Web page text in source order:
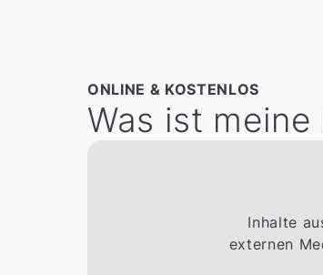
ONLINE & KOSTENLOS
Was ist
Inhalte
externen